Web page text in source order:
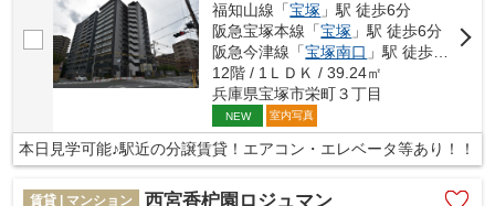
福知山線「宝塚 」駅 徒歩6分
阪急宝塚本線「宝塚 」駅 徒歩6分
阪急今津線「宝塚南口 」駅 徒歩19分
12階 / 1ＬＤＫ / 39.24㎡
兵庫県宝塚市栄町３丁目
NEW 室内写真
本日見学可能♪駅近の分譲賃貸！エアコン・エレベータ等あり！！
賃貸 | マンション 西宮香枦園ロジュマン